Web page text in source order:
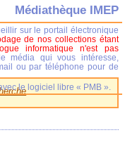
Médiathèque IMEP
sur le portail électronique
de nos collections étant
informatique n'est pas
média qui vous intéresse,
ou par téléphone pour de
le logiciel libre « PMB ».